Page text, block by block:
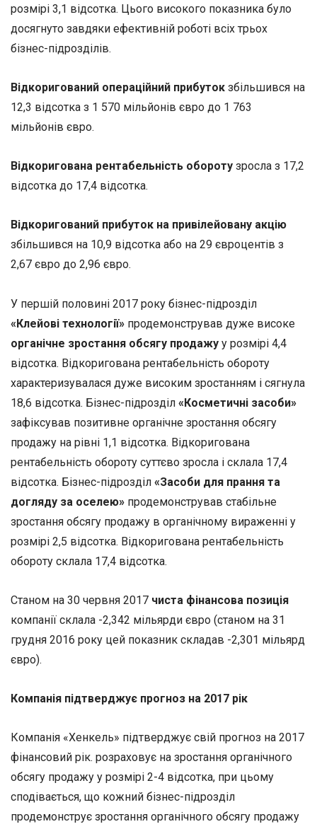
розмірі 3,1 відсотка. Цього високого показника було
досягнуто завдяки ефективній роботі всіх трьох
бізнес-підрозділів.
Відкоригований операційний прибуток збільшився на
12,3 відсотка з 1 570 мільйонів євро до 1 763
мільйонів євро.
Відкоригована рентабельність обороту зросла з 17,2
відсотка до 17,4 відсотка.
Відкоригований прибуток на привілейовану акцію
збільшився на 10,9 відсотка або на 29 євроцентів з
2,67 євро до 2,96 євро.
У першій половині 2017 року бізнес-підрозділ
«Клейові технології» продемонстрував дуже високе
органічне зростання обсягу продажу у розмірі 4,4
відсотка. Відкоригована рентабельність обороту
характеризувалася дуже високим зростанням і сягнула
18,6 відсотка. Бізнес-підрозділ «Косметичні засоби»
зафіксував позитивне органічне зростання обсягу
продажу на рівні 1,1 відсотка. Відкоригована
рентабельність обороту суттєво зросла і склала 17,4
відсотка. Бізнес-підрозділ «Засоби для прання та
догляду за оселею» продемонстрував стабільне
зростання обсягу продажу в органічному вираженні у
розмірі 2,5 відсотка. Відкоригована рентабельність
обороту склала 17,4 відсотка.
Станом на 30 червня 2017 чиста фінансова позиція
компанії склала -2,342 мільярди євро (станом на 31
грудня 2016 року цей показник складав -2,301 мільярд
євро).
Компанія підтверджує прогноз на 2017 рік
Компанія «Хенкель» підтверджує свій прогноз на 2017
фінансовий рік. розраховує на зростання органічного
обсягу продажу у розмірі 2-4 відсотка, при цьому
сподівається, що кожний бізнес-підрозділ
продемонструє зростання органічного обсягу продажу